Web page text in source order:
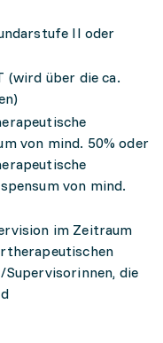
II oder
(wird über die ca.
von mind. 50% oder
von mind.
im Zeitraum
die